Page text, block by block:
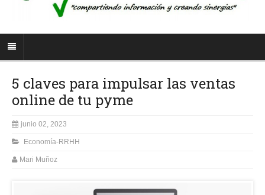
5 claves para impulsar las ventas
online de tu pyme
junio 02, 2023
Economía-RRHH
Mari Muñoz